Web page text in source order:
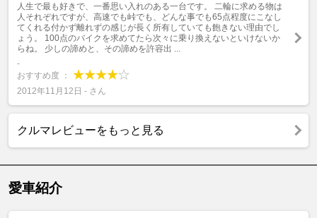
人生で最も好きで、一番思い入れのある一台です。 二輪に求める物は
人それぞれですが、高速でも峠でも、どんな事でも65点程度にこなし
てくれる付かず離れずの感じが長く所有していても飽きない理由でし
ょう。 100点のバイクを求めてたら次々に乗り換えないといけないか
らね。 少しの諦めと、その諦めを許容出 ...
-
おすすめ度 ：
2012年11月12日 - さん
クルマレビューをもっと見る
愛車紹介